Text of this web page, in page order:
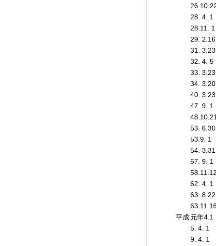
28. 4. 1
28.11. 1
29. 2.16
31. 3.23
32. 4. 5
33. 3.23
34. 3.20
40. 3.23
47. 9. 1
48.10.21
53. 6.30
53.9. 1
54. 3.31
57. 9. 1
58.11.12
62. 4. 1
63. 8.22
平成 元年4.1
5. 4. 1
9. 4. 1